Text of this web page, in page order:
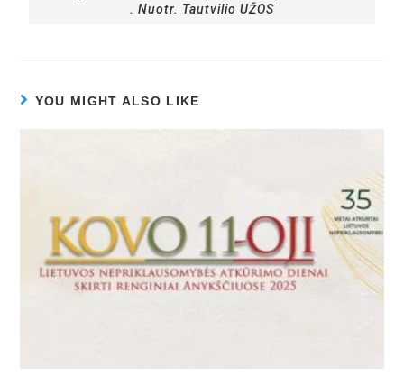
. Nuotr. Tautvilio UŽOS
YOU MIGHT ALSO LIKE